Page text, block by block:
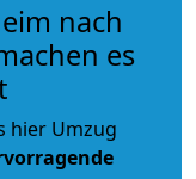
nach
es
hier Umzug